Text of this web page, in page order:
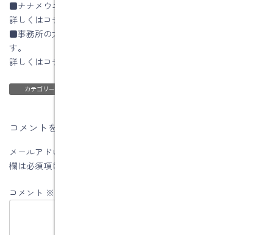
■ナナメウエのイエの設計方法
詳しくはコチラ
■事務所の太陽光発電パネルの1年間の発電量をHPに公開していま
す。
詳しくはコチラ
カテゴリー
コメントを残す
メールアドレスが公開されることはありません。
欄は必須項目です
コメント ※